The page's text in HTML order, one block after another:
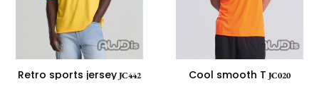
Retro sports jerseyJC442 Cool smooth T JC020